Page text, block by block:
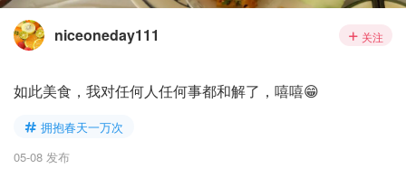
niceoneday111 关注
如此美食，我对任何人任何事都和解了，嘻嘻😁
拥抱春天一万次
05-08 发布